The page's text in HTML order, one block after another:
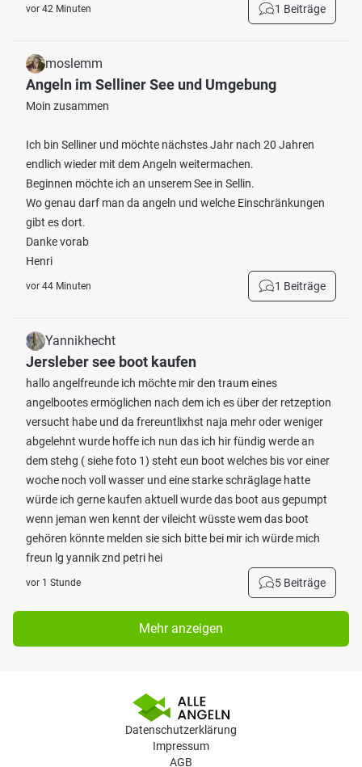
vor 42 Minuten 1 Beiträge
moslemm
Angeln im Selliner See und Umgebung
Moin zusammen
Ich bin Selliner und möchte nächstes Jahr nach 20 Jahren
endlich wieder mit dem Angeln weitermachen.
Beginnen möchte ich an unserem See in Sellin.
Wo genau darf man da angeln und welche Einschränkungen
gibt es dort.
Danke vorab
Henri
vor 44 Minuten 1 Beiträge
Yannikhecht
Jersleber see boot kaufen
hallo angelfreunde ich möchte mir den traum eines
angelbootes ermöglichen nach dem ich es über der retzeption
versucht habe und da frereuntlixhst naja mehr oder weniger
abgelehnt wurde hoffe ich nun das ich hir fündig werde an
dem stehg ( siehe foto 1) steht eun boot welches bis vor einer
woche noch voll wasser und eine starke schräglage hatte
würde ich gerne kaufen aktuell wurde das boot aus gepumpt
wenn jeman wen kennt der vileicht wüsste wem das boot
gehören könnte melden sie sich bitte bei mir ich würde mich
freun lg yannik znd petri hei
vor 1 Stunde 5 Beiträge
Mehr anzeigen
Datenschutzerklärung
Impressum
AGB